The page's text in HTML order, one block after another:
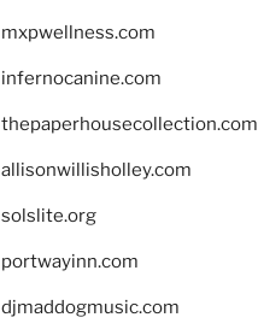
mxpwellness.com
infernocanine.com
thepaperhousecollection.com
allisonwillisholley.com
solslite.org
portwayinn.com
djmaddogmusic.com